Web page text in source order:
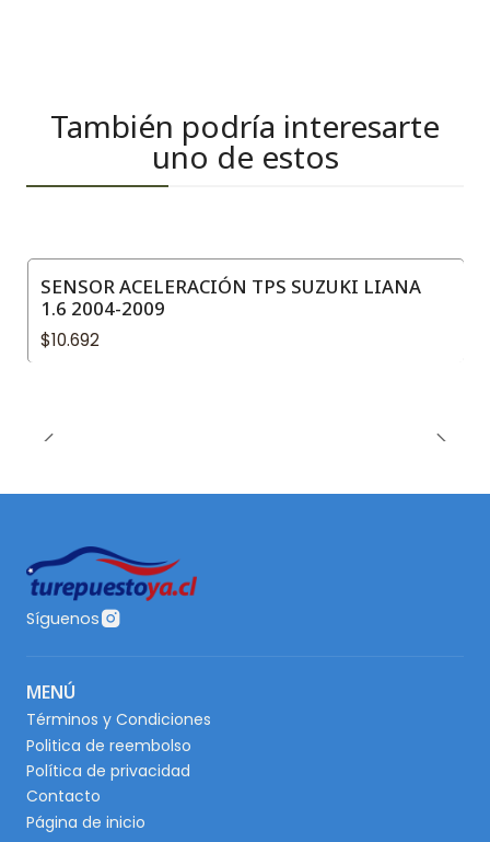
También podría interesarte
uno de estos
SENSOR ACELERACIÓN TPS SUZUKI LIANA
1.6 2004-2009
$10.692
Síguenos
MENÚ
Términos y Condiciones
Politica de reembolso
Política de privacidad
Contacto
Página de inicio